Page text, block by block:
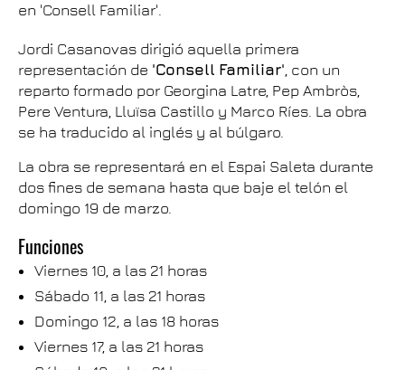
en 'Consell Familiar'.
Jordi Casanovas dirigió aquella primera
representación de 'Consell Familiar', con un
reparto formado por Georgina Latre, Pep Ambròs,
Pere Ventura, Lluïsa Castillo y Marco Ríes. La obra
se ha traducido al inglés y al búlgaro.
La obra se representará en el Espai Saleta durante
dos fines de semana hasta que baje el telón el
domingo 19 de marzo.
Funciones
Viernes 10, a las 21 horas
Sábado 11, a las 21 horas
Domingo 12, a las 18 horas
Viernes 17, a las 21 horas